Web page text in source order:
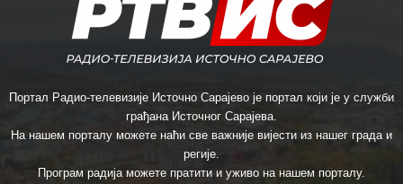
Портал Радио-телевизије Источно Сарајево је портал који је у служби
грађана Источног Сарајева.
На нашем порталу можете наћи све важније вијести из нашег града и
регије.
Програм радија можете пратити и уживо на нашем порталу.